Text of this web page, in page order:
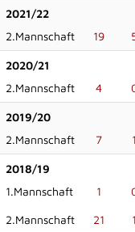
2021/22
2.Mannschaft
19
2020/21
2.Mannschaft
4
2019/20
2.Mannschaft
7 1
2018/19
1.Mannschaft
1
2.Mannschaft 21 1